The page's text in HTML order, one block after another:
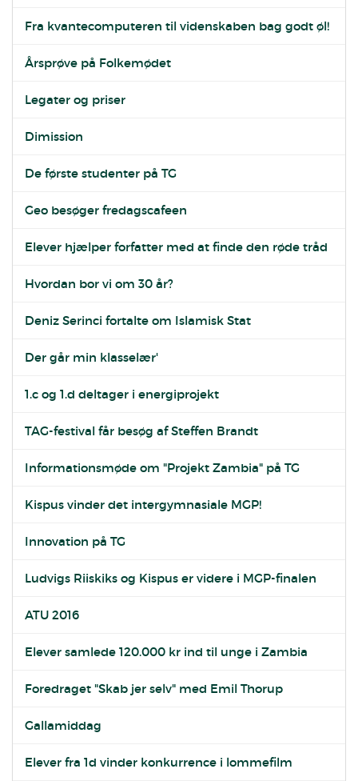
Fra kvantecomputeren til videnskaben bag godt øl!
Årsprøve på Folkemødet
Legater og priser
Dimission
De første studenter på TG
Geo besøger fredagscafeen
Elever hjælper forfatter med at finde den røde tråd
Hvordan bor vi om 30 år?
Deniz Serinci fortalte om Islamisk Stat
Der går min klasselær'
1.c og 1.d deltager i energiprojekt
TAG-festival får besøg af Steffen Brandt
Informationsmøde om "Projekt Zambia" på TG
Kispus vinder det intergymnasiale MGP!
Innovation på TG
Ludvigs Riiskiks og Kispus er videre i MGP-finalen
ATU 2016
Elever samlede 120.000 kr ind til unge i Zambia
Foredraget "Skab jer selv" med Emil Thorup
Gallamiddag
Elever fra 1d vinder konkurrence i lommefilm